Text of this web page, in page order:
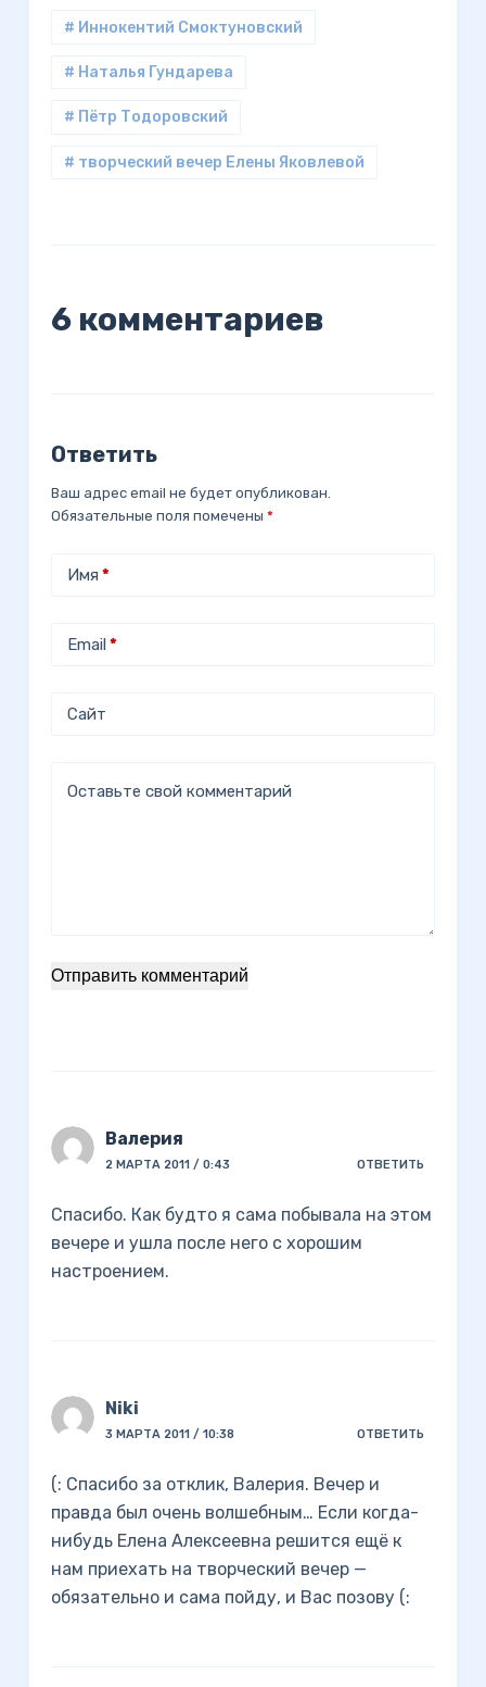
# Иннокентий Смоктуновский
# Наталья Гундарева
# Пётр Тодоровский
# творческий вечер Елены Яковлевой
6 комментариев
Ответить
Ваш адрес email не будет опубликован.
Обязательные поля помечены *
Имя *
Email*
Сайт
Оставьте свой комментарий
Отправить комментарий
Валерия
2 МАРТА 2011 / 0:43 ОТВЕТИТЬ
Спасибо. Как будто я сама побывала на этом
вечере и ушла после него с хорошим
настроением.
Niki
3 МАРТА 2011 / 10:38 ОТВЕТИТЬ
(: Спасибо за отклик, Валерия. Вечер и
правда был очень волшебным… Если когда-
нибудь Елена Алексеевна решится ещё к
нам приехать на творческий вечер —
обязательно и сама пойду, и Вас позову (: